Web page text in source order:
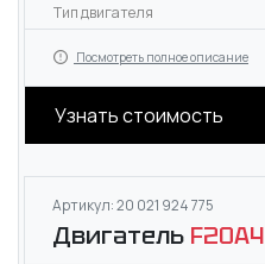
Тип двигателя
Посмотреть полное описание
Узнать стоимость
Артикул: 20 021 924 775
Двигатель F20A4